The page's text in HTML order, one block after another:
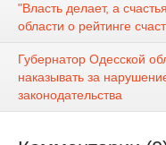
"Власть делает, а
области о рейтинге
Губернатор Одесской
наказывать за
законодательства